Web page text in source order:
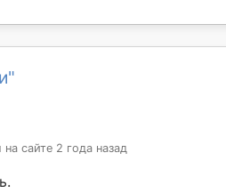
на сайте 2 года назад